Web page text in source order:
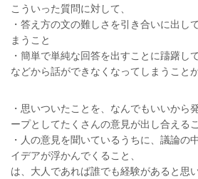
こういった質問に対して、
・答え方の文の難しさを引き合いに出し
まうこと
・簡単で単純な回答を出すことに躊躇し
などから話ができなくなってしまうこと
・思いついたことを、なんでもいいから
ープとしてたくさんの意見が出し合えるこ
・人の意見を聞いているうちに、議論の
イデアが浮かんでくること、
は、大人であれば誰でも経験があると思